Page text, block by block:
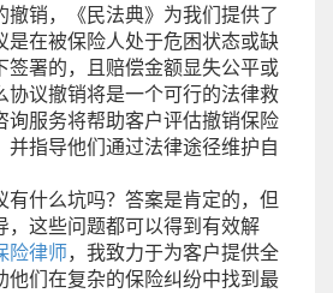
撤销，《民法典》为我们提供了
是在被保险人处于危困状态或缺
签署的，且赔偿金额显失公平或
协议撤销将是一个可行的法律救
询服务将帮助客户评估撤销保险
并指导他们通过法律途径维护自
有什么坑吗？答案是肯定的，但
，这些问题都可以得到有效解
险律师，我致力于为客户提供全
他们在复杂的保险纠纷中找到最